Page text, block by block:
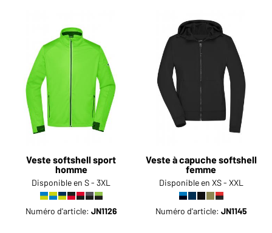
Veste softshell sport
homme
Disponible en S - 3XL
Numéro d'article: JN1126
Veste à capuche softshell
femme
Disponible en XS - XXL
Numéro d'article: JN1145